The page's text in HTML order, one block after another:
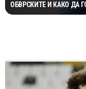
ОБВРСКИТЕ И КАКО ДА